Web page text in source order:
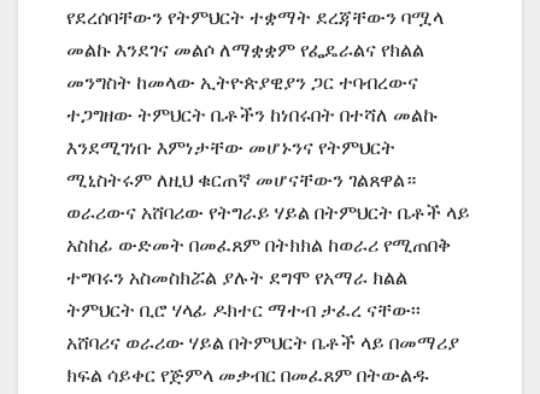
የደረሰባቸውን የትምህርት ተቋማት ደረጃቸውን ባሟላ
መልኩ እንደገና መልሶ ለማቋቋም የፌዴራልና የክልል
መንግስት ከመላው ኢትዮጵያዊያን ጋር ተባብረውና
ተጋግዘው ትምህርት ቤቶችን ከነበሩበት በተሻለ መልኩ
እንደሚገነቡ እምነታቸው መሆኑንና የትምህርት
ሚኒስትሩም ለዚህ ቁርጠኛ መሆናቸውን ገልጸዋል።
ወራሪውና አሸባሪው የትግራይ ሃይል በትምህርት ቤቶች ላይ
አስከፊ ውድመት በመፈጸም በትክክል ከወራሪ የሚጠበቅ
ተግባሩን አስመስክሯል ያሉት ደግሞ የአማራ ክልል
ትምህርት ቢሮ ሃላፊ ዶክተር ማተብ ታፈረ ናቸው፡፡
አሸባሪና ወራሪው ሃይል በትምህርት ቤቶች ላይ በመማሪያ
ክፍል ሳይቀር የጅምላ መቃብር በመፈጸም በትውልዱ